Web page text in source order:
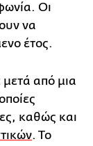
Οι
να
έτος.
από μια
καθώς και
. Το